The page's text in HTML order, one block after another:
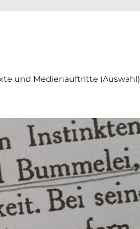
und Medienauftritte (Auswahl)